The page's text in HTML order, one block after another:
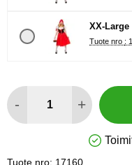
XX-Large
- +
Tuote nro: 17160